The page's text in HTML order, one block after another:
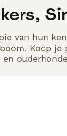
van hun
Koop je